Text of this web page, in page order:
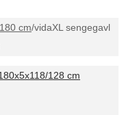
cm/vidaXL sengegavl